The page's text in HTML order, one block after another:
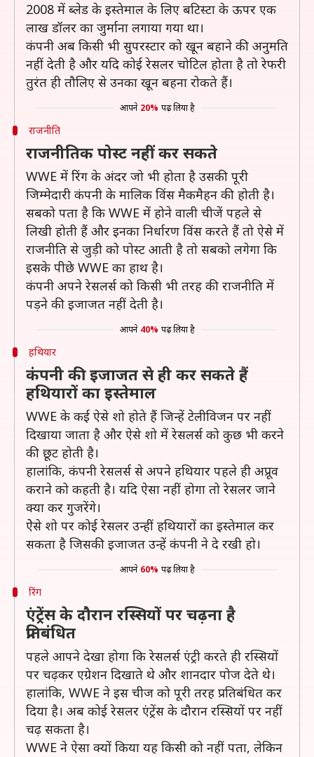
2008 में ब्लेड के इस्तेमाल के लिए बटिस्टा के ऊपर एक
लाख डॉलर का जुर्माना लगाया गया था।
कंपनी अब किसी भी सुपरस्टार को खून बहाने की अनुमति
नहीं देती है और यदि कोई रेसलर चोटिल होता है तो रेफरी
तुरंत ही तौलिए से उनका खून बहना रोकते हैं।
आपने 20% पढ़ लिया है
राजनीति
राजनीतिक पोस्ट नहीं कर सकते
WWE में रिंग के अंदर जो भी होता है उसकी पूरी
जिम्मेदारी कंपनी के मालिक विंस मैकमैहन की होती है।
सबको पता है कि WWE में होने वाली चीजें पहले से
लिखी होती हैं और इनका निर्धारण विंस करते हैं तो ऐसे में
राजनीति से जुड़ी को पोस्ट आती है तो सबको लगेगा कि
इसके पीछे WWE का हाथ है।
कंपनी अपने रेसलर्स को किसी भी तरह की राजनीति में
पड़ने की इजाजत नहीं देती है।
आपने 40% पढ़ लिया है
हथियार
कंपनी की इजाजत से ही कर सकते हैं
हथियारों का इस्तेमाल
WWE के कई ऐसे शो होते हैं जिन्हें टेलीविजन पर नहीं
दिखाया जाता है और ऐसे शो में रेसलर्स को कुछ भी करने
की छूट होती है।
हालांकि, कंपनी रेसलर्स से अपने हथियार पहले ही अप्रूव
कराने को कहती है। यदि ऐसा नहीं होगा तो रेसलर जाने
क्या कर गुजरेंगे।
ऐेसे शो पर कोई रेसलर उन्हीं हथियारों का इस्तेमाल कर
सकता है जिसकी इजाजत उन्हें कंपनी ने दे रखी हो।
आपने 60% पढ़ लिया है
रिंग
एंट्रेंस के दौरान रस्सियों पर चढ़ना है
प्रतिबंधित
पहले आपने देखा होगा कि रेसलर्स एंट्री करते ही रस्सियों
पर चढ़कर एग्रेशन दिखाते थे और शानदार पोज देते थे।
हालांकि, WWE ने इस चीज को पूरी तरह प्रतिबंधित कर
दिया है। अब कोई रेसलर एंट्रेंस के दौरान रस्सियों पर नहीं
चढ़ सकता है।
WWE ने ऐसा क्यों किया यह किसी को नहीं पता, लेकिन